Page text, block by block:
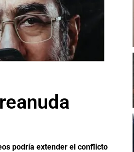
podría extender el conflicto